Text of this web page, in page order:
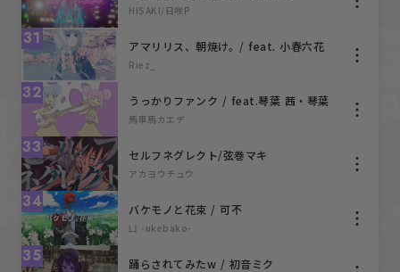
HISAKI/日咲P
31 アマリリス、朝焼け。/ feat. 小春六花
Riez_
32
うっかりファンク / feat.琴葉 茜・琴葉
葵
馬車馬カエデ
33 セルフネグレクト/弦巻マキ
アカヨウチュウ
34 バケモノと花束 / 可不
凵 -ukebako-
35 踊らされてみたw / 初音ミク